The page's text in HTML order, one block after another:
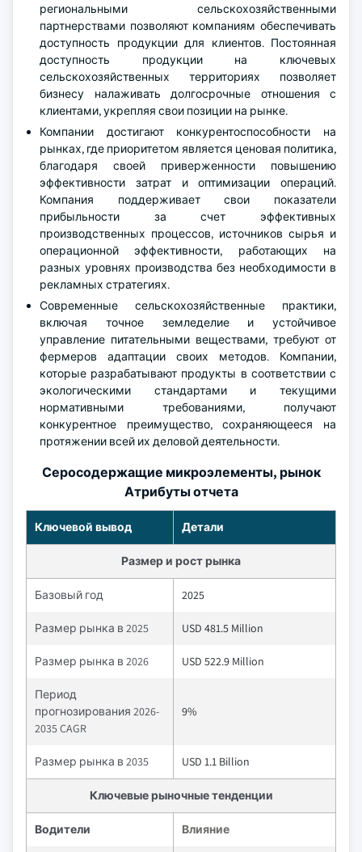
региональными сельскохозяйственными
партнерствами позволяют компаниям обеспечивать
доступность продукции для клиентов. Постоянная
доступность продукции на ключевых
сельскохозяйственных территориях позволяет
бизнесу налаживать долгосрочные отношения с
клиентами, укрепляя свои позиции на рынке.
Компании достигают конкурентоспособности на
рынках, где приоритетом является ценовая политика,
благодаря своей приверженности повышению
эффективности затрат и оптимизации операций.
Компания поддерживает свои показатели
прибыльности за счет эффективных
производственных процессов, источников сырья и
операционной эффективности, работающих на
разных уровнях производства без необходимости в
рекламных стратегиях.
Современные сельскохозяйственные практики,
включая точное земледелие и устойчивое
управление питательными веществами, требуют от
фермеров адаптации своих методов. Компании,
которые разрабатывают продукты в соответствии с
экологическими стандартами и текущими
нормативными требованиями, получают
конкурентное преимущество, сохраняющееся на
протяжении всей их деловой деятельности.
Серосодержащие микроэлементы, рынок
Атрибуты отчета
Ключевой вывод Детали
Размер и рост рынка
Базовый год 2025
Размер рынка в 2025 USD 481.5 Million
Размер рынка в 2026 USD 522.9 Million
Период
прогнозирования 2026-
2035 CAGR
9%
Размер рынка в 2035 USD 1.1 Billion
Ключевые рыночные тенденции
Водители Влияние